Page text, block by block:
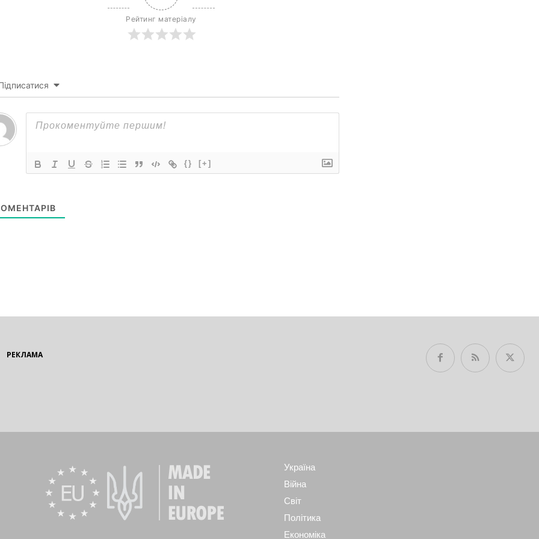
Рейтинг матеріалу
{} [+]
РЕКЛАМА
Україна
Війна
Світ
Політика
Економіка